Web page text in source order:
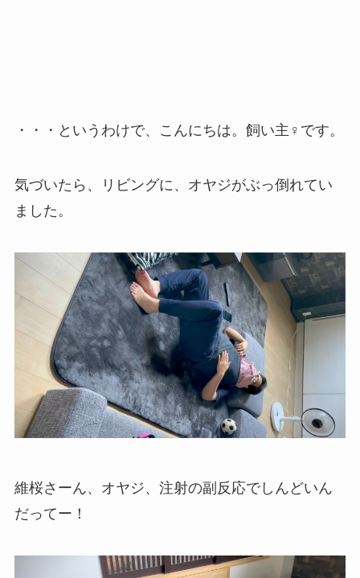
・・・というわけで、こんにちは。飼い主♀です。
気づいたら、リビングに、オヤジがぶっ倒れてい
ました。
維桜さーん、オヤジ、注射の副反応でしんどいん
だってー！